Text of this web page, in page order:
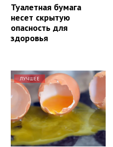
Туалетная бумага
несет скрытую
опасность для
здоровья
ЛУЧШЕЕ